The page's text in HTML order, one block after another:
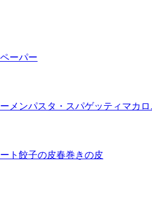
ーパー
メンパスタ・スパゲッティ マカロ
ト 餃子の皮春巻きの皮